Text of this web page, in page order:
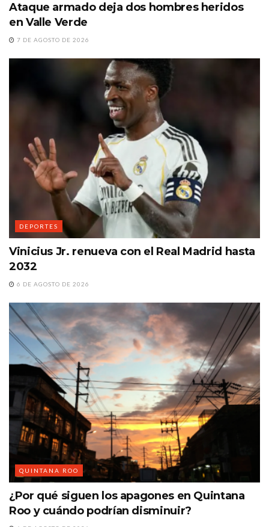
Ataque armado deja dos hombres heridos
en Valle Verde
7 DE AGOSTO DE 2026
DEPORTES
Vinicius Jr. renueva con el Real Madrid hasta
2032
6 DE AGOSTO DE 2026
QUINTANA ROO
¿Por qué siguen los apagones en Quintana
Roo y cuándo podrían disminuir?